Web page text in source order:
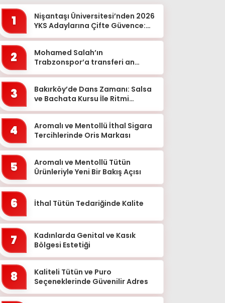
1
Nişantaşı Üniversitesi’nden 2026
YKS Adaylarına Çifte Güvence:
2
Mohamed Salah’ın
Trabzonspor’a transferi an
3
Bakırköy’de Dans Zamanı: Salsa
ve Bachata Kursu İle Ritmi
4
Aromalı ve Mentollü İthal Sigara
Tercihlerinde Oris Markası
5
Aromalı ve Mentollü Tütün
Ürünleriyle Yeni Bir Bakış Açısı
6 İthal Tütün Tedariğinde Kalite
7
Kadınlarda Genital ve Kasık
Bölgesi Estetiği
8
Kaliteli Tütün ve Puro
Seçeneklerinde Güvenilir Adres
Aksaray
Amasya
Ankara
Antalya
Ardahan
Artvin
Aydın
Balıkesir
Bartın
Batman
Bayburt
Bilecik
Bingöl
Bitlis
Bolu
Burdur
Bursa
Çanakkale